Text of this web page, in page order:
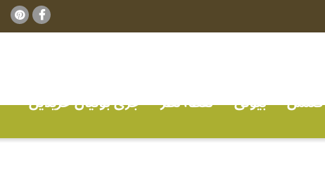
فٹنس بیوٹی نقطہ نظر
جڑی بوٹیاں خریدیں